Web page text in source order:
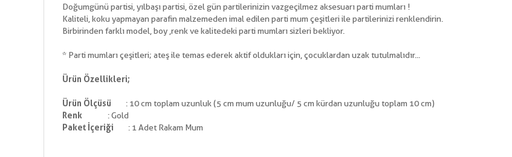
Doğumgünü partisi, yılbaşı partisi, özel gün partilerinizin vazgeçilmez aksesuarı parti mumları !
Kaliteli, koku yapmayan parafin malzemeden imal edilen parti mum çeşitleri ile partilerinizi renklendirin.
Birbirinden farklı model, boy ,renk ve kalitedeki parti mumları sizleri bekliyor.
* Parti mumları çeşitleri; ateş ile temas ederek aktif oldukları için, çocuklardan uzak tutulmalıdır...
Ürün Özellikleri;
Ürün Ölçüsü
: 10 cm toplam uzunluk (5 cm mum uzunluğu/ 5 cm kürdan uzunluğu toplam 10 cm)
Renk
: Gold
Paket İçeriği
: 1 Adet Rakam Mum